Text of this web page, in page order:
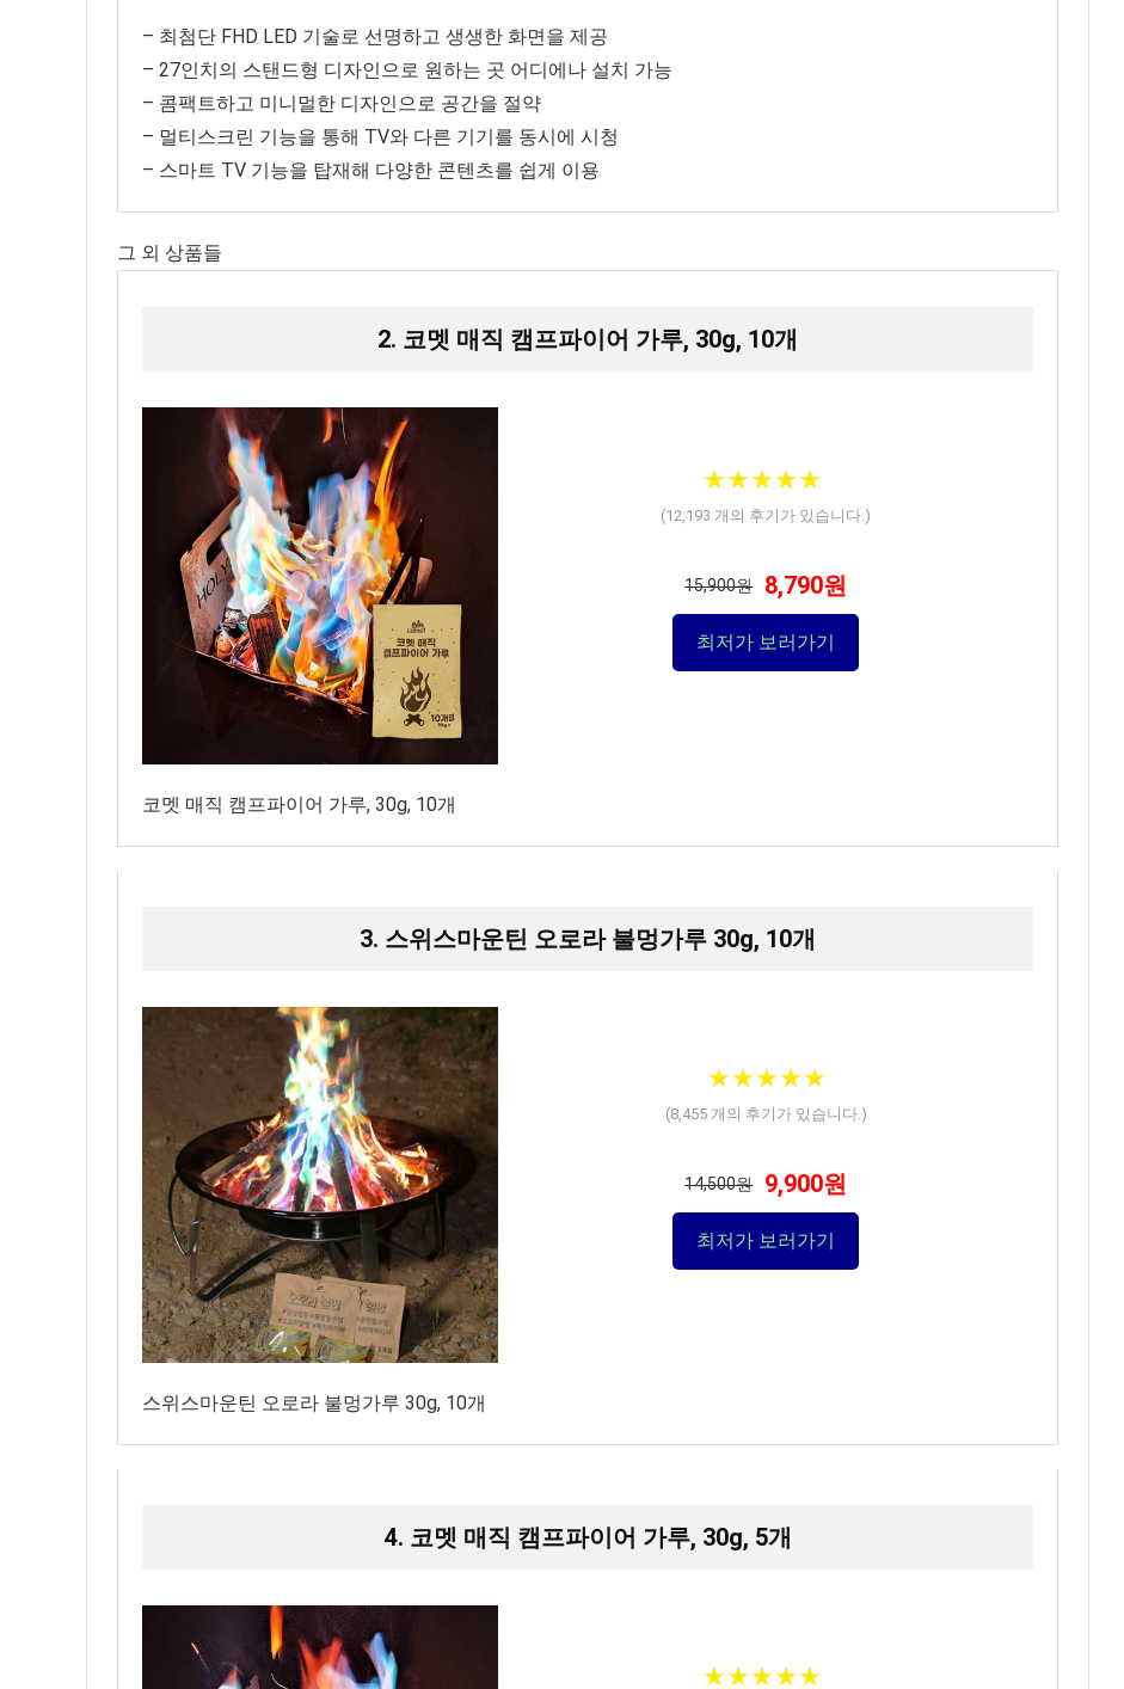
– 최첨단 FHD LED 기술로 선명하고 생생한 화면을 제공
– 27인치의 스탠드형 디자인으로 원하는 곳 어디에나 설치 가능
– 콤팩트하고 미니멀한 디자인으로 공간을 절약
– 멀티스크린 기능을 통해 TV와 다른 기기를 동시에 시청
– 스마트 TV 기능을 탑재해 다양한 콘텐츠를 쉽게 이용
그 외 상품들
2. 코멧 매직 캠프파이어 가루, 30g, 10개
★★★★★
★★★★★
(12,193 개의 후기가 있습니다.)
15,900원 8,790원
최저가 보러가기
코멧 매직 캠프파이어 가루, 30g, 10개
3. 스위스마운틴 오로라 불멍가루 30g, 10개
★★★★★
★★★★★
(8,455개의 후기가 있습니다.)
14,500원 9,900원
최저가 보러가기
스위스마운틴 오로라 불멍가루 30g, 10개
4. 코멧 매직 캠프파이어 가루, 30g, 5개
★★★★★
★★★★★